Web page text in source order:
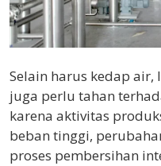
Selain harus kedap
juga perlu tahan
karena aktivitas
beban tinggi,
proses pembersihan